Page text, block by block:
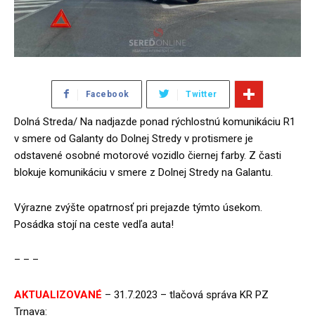
Facebook Twitter
Dolná Streda/ Na nadjazde ponad rýchlostnú komunikáciu R1
v smere od Galanty do Dolnej Stredy v protismere je
odstavené osobné motorové vozidlo čiernej farby. Z časti
blokuje komunikáciu v smere z Dolnej Stredy na Galantu.
Výrazne zvýšte opatrnosť pri prejazde týmto úsekom.
Posádka stojí na ceste vedľa auta!
– – –
AKTUALIZOVANÉ – 31.7.2023 – tlačová správa KR PZ
Trnava: